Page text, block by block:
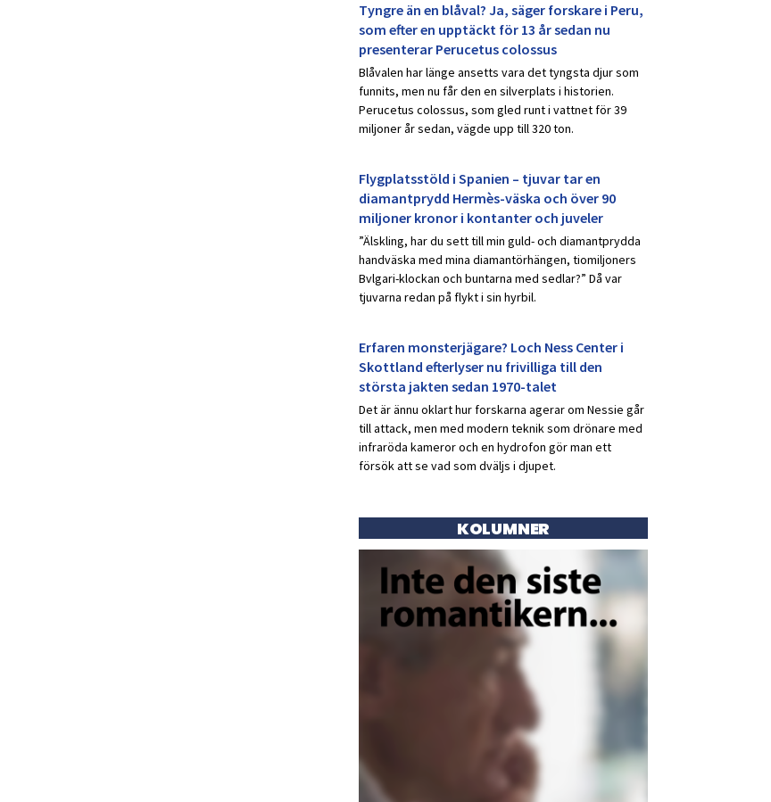
Tyngre än en blåval? Ja, säger forskare i Peru,
som efter en upptäckt för 13 år sedan nu
presenterar Perucetus colossus
Blåvalen har länge ansetts vara det tyngsta djur som
funnits, men nu får den en silverplats i historien.
Perucetus colossus, som gled runt i vattnet för 39
miljoner år sedan, vägde upp till 320 ton.
Flygplatsstöld i Spanien – tjuvar tar en
diamantprydd Hermès-väska och över 90
miljoner kronor i kontanter och juveler
”Älskling, har du sett till min guld- och diamantprydda
handväska med mina diamantörhängen, tiomiljoners
Bvlgari-klockan och buntarna med sedlar?” Då var
tjuvarna redan på flykt i sin hyrbil.
Erfaren monsterjägare? Loch Ness Center i
Skottland efterlyser nu frivilliga till den
största jakten sedan 1970-talet
Det är ännu oklart hur forskarna agerar om Nessie går
till attack, men med modern teknik som drönare med
infraröda kameror och en hydrofon gör man ett
försök att se vad som dväljs i djupet.
KOLUMNER